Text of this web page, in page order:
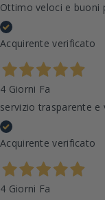
Ottimo veloci e buoni
Acquirente verificato
4 Giorni Fa
servizio trasparente e
Acquirente verificato
4 Giorni Fa